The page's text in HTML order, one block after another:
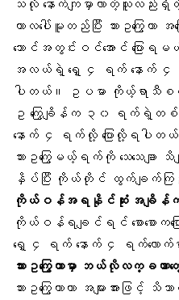
သလိုနောက်ကျ မှာလာတဲ့သူလည်း
ကာလပေါ်မူတည်ပြီး သားဥကြွေတာ
ဘောင်အတွင်းဝင်အောင် ပြေ
အလယ်ရဲ့ ရှေ့ ၄ ရက် နောက် ၄ ရ
ပါတယ်။ ဥပမာ ကိုယ့်ရာသီ
ဥ ကြွေချိန်က ၃၀ ရက်ရဲ့
နောက် ၄ ရက်လို့ ပြောလို့ရပါတ
သားဥကြွေမယ့်ရက်ကို သေသေချ
နှိပ်ပြီး ကိုယ်တိုင် ထွက်ချက်က
ကိုယ်ဝန်အရနိုင်ဆုံး အချိန်
ကိုယ်ဝန်ရချင်ရင် စောစော
ရှေ့ ၄ ရက် နောက် ၄ ရက်လောက်မှာ
သားဥကြွေတာမှာ ဘယ်လိုလက္ခဏ
သားဥကြွေတာဟာ အများအားဖြ